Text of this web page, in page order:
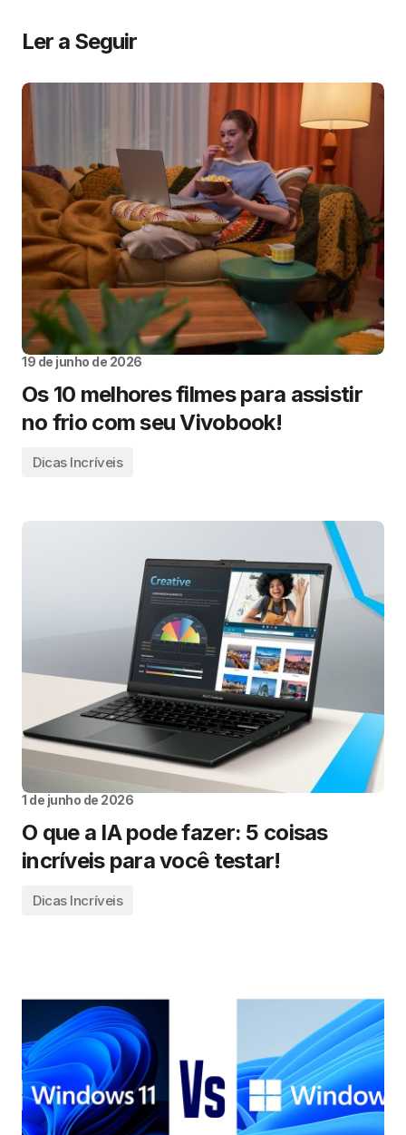
Ler a Seguir
19 de junho de 2026
Os 10 melhores filmes para assistir
no frio com seu Vivobook!
Dicas Incríveis
1 de junho de 2026
O que a IA pode fazer: 5 coisas
incríveis para você testar!
Dicas Incríveis